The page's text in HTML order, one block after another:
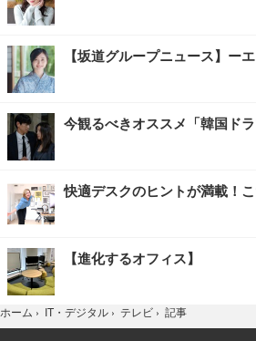
【坂道グループニュース】ー
今観るべきオススメ「韓国ドラ
快適デスクのヒントが満載！
【進化するオフィス】
ホーム › IT・デジタル › テレビ › 記事